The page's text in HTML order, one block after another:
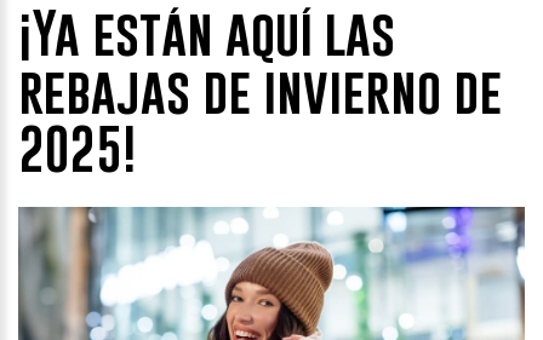
¡Ya están aquí las
rebajas de invierno de
2025!